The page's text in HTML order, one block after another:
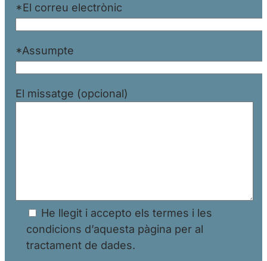
*El correu electrònic
*Assumpte
El missatge (opcional)
He llegit i accepto els termes i les
condicions d’aquesta pàgina per al
tractament de dades.